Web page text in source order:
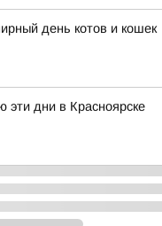
день котов и кошек
эти дни в Красноярске